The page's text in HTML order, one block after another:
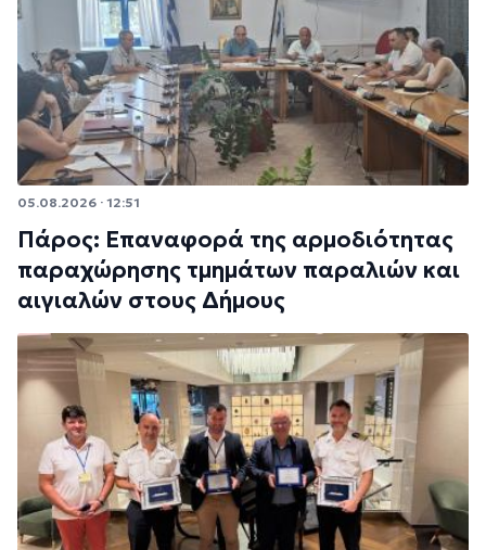
05.08.2026 · 12:51
Πάρος: Επαναφορά της αρμοδιότητας
παραχώρησης τμημάτων παραλιών και
αιγιαλών στους Δήμους